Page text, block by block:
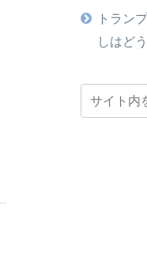
トラン
しはど